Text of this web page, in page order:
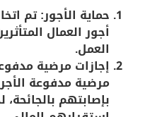
حماية الأجور: تم
أجور العمال
العمل.
إجازات مرضية
مرضية مدفوعة
بإصابتهم